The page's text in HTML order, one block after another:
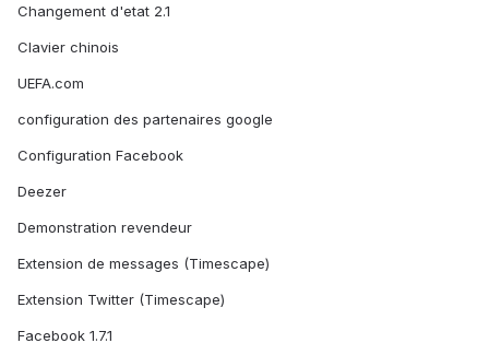
Changement d'etat 2.1
Clavier chinois
UEFA.com
configuration des partenaires google
Configuration Facebook
Deezer
Demonstration revendeur
Extension de messages (Timescape)
Extension Twitter (Timescape)
Facebook 1.7.1